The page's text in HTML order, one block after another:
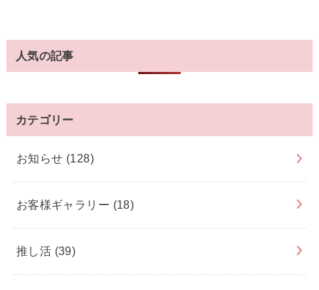
人気の記事
カテゴリー
お知らせ (128)
お客様ギャラリー (18)
推し活 (39)